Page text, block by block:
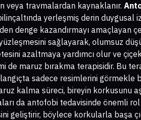
veya travmalardan kaynaklanır.
yerleşmiş derin duygusal
denge kazandırmayı amaçlayan
sağlayarak, olumsuz
azaltmaya yardımcı olur ve
de maruz bırakma terapisidir. Bu
sadece resimlerini görmekle
kalma süreci, bireyin korkusunu
da antofobi tedavisinde önemli
geliştirir, böylece korkularla başa